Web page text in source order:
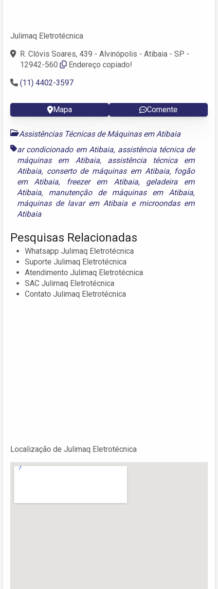
Julimaq Eletrotécnica
R. Clóvis Soares, 439 - Alvinópolis - Atibaia - SP -
12942-560
Endereço copiado!
(11) 4402-3597
Mapa Comente
Assistências Técnicas de Máquinas em Atibaia
ar condicionado em Atibaia, assistência técnica de
máquinas em Atibaia, assistência técnica em
Atibaia, conserto de máquinas em Atibaia, fogão
em Atibaia, freezer em Atibaia, geladeira em
Atibaia, manutenção de máquinas em Atibaia,
máquinas de lavar em Atibaia e microondas em
Atibaia
Pesquisas Relacionadas
Whatsapp Julimaq Eletrotécnica
Suporte Julimaq Eletrotécnica
Atendimento Julimaq Eletrotécnica
SAC Julimaq Eletrotécnica
Contato Julimaq Eletrotécnica
Localização de Julimaq Eletrotécnica